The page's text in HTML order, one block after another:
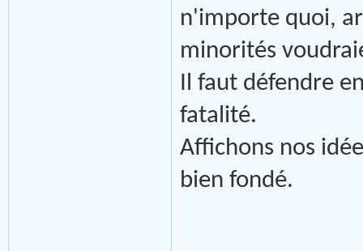
n'importe quoi,
minorités
Il faut défendre
fatalité.
Affichons nos
bien fondé.